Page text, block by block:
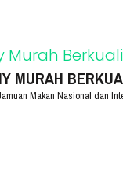
MURAH
Makan Nasional dan